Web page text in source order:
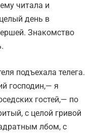
читала и
день в
Знакомство
подъехала телега.
господин,— я
гостей,— по
с целой гривой
лбом, с